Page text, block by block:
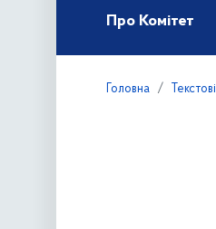
Про Комітет
Головна